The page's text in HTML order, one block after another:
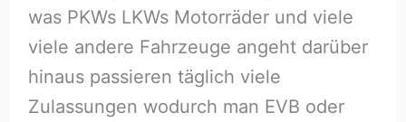
was PKWs LKWs Motorräder und viele
viele andere Fahrzeuge angeht darüber
hinaus passieren täglich viele
Zulassungen wodurch man EVB oder